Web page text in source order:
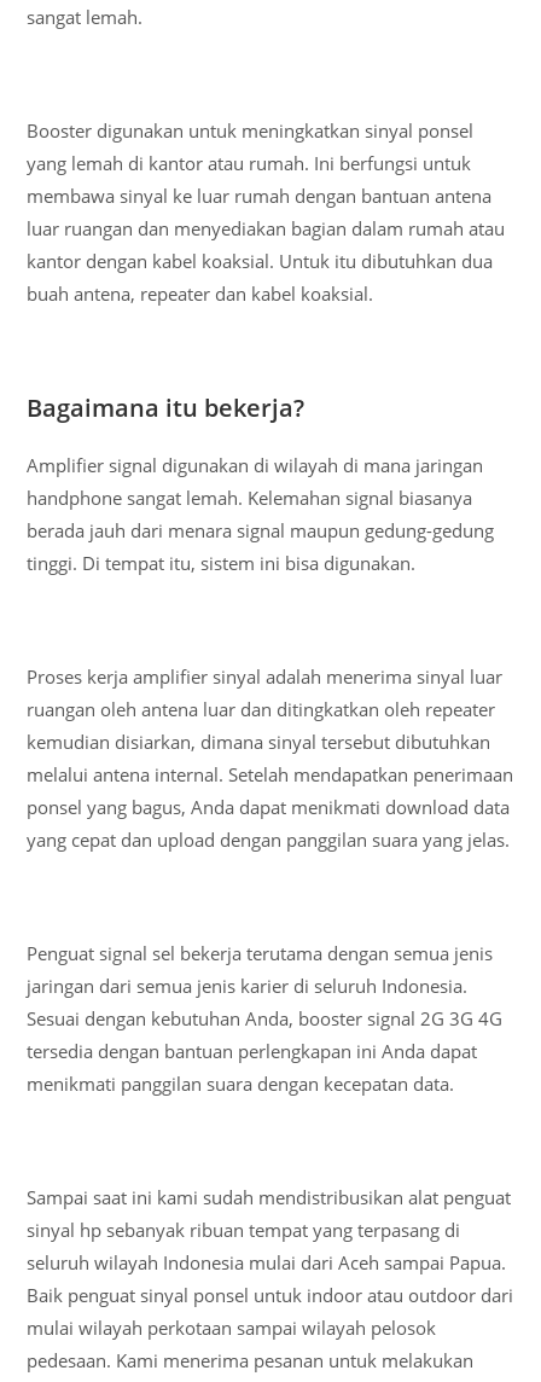
sangat lemah.
Booster digunakan untuk meningkatkan sinyal ponsel
yang lemah di kantor atau rumah. Ini berfungsi untuk
membawa sinyal ke luar rumah dengan bantuan antena
luar ruangan dan menyediakan bagian dalam rumah atau
kantor dengan kabel koaksial. Untuk itu dibutuhkan dua
buah antena, repeater dan kabel koaksial.
Bagaimana itu bekerja?
Amplifier signal digunakan di wilayah di mana jaringan
handphone sangat lemah. Kelemahan signal biasanya
berada jauh dari menara signal maupun gedung-gedung
tinggi. Di tempat itu, sistem ini bisa digunakan.
Proses kerja amplifier sinyal adalah menerima sinyal luar
ruangan oleh antena luar dan ditingkatkan oleh repeater
kemudian disiarkan, dimana sinyal tersebut dibutuhkan
melalui antena internal. Setelah mendapatkan penerimaan
ponsel yang bagus, Anda dapat menikmati download data
yang cepat dan upload dengan panggilan suara yang jelas.
Penguat signal sel bekerja terutama dengan semua jenis
jaringan dari semua jenis karier di seluruh Indonesia.
Sesuai dengan kebutuhan Anda, booster signal 2G 3G 4G
tersedia dengan bantuan perlengkapan ini Anda dapat
menikmati panggilan suara dengan kecepatan data.
Sampai saat ini kami sudah mendistribusikan alat penguat
sinyal hp sebanyak ribuan tempat yang terpasang di
seluruh wilayah Indonesia mulai dari Aceh sampai Papua.
Baik penguat sinyal ponsel untuk indoor atau outdoor dari
mulai wilayah perkotaan sampai wilayah pelosok
pedesaan. Kami menerima pesanan untuk melakukan